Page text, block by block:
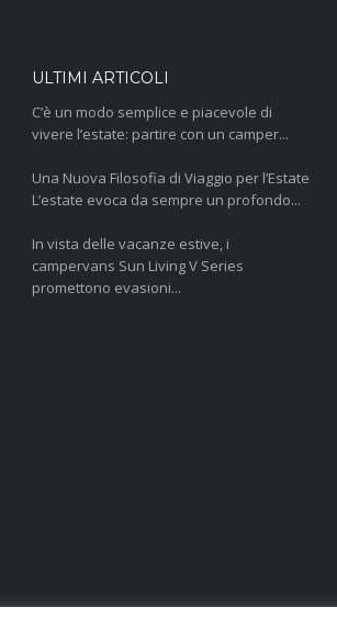
ULTIMI ARTICOLI
C’è un modo semplice e piacevole di
vivere l’estate: partire con un camper...
Una Nuova Filosofia di Viaggio per l’Estate
L’estate evoca da sempre un profondo...
In vista delle vacanze estive, i
campervans Sun Living V Series
promettono evasioni...